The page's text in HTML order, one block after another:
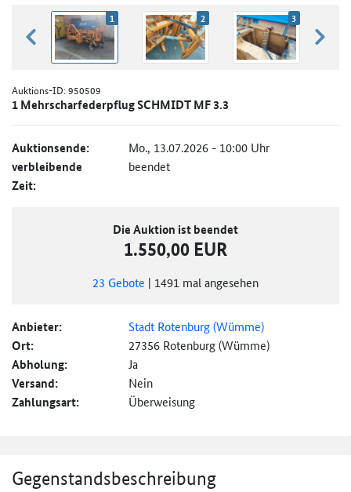
zurück blättern
1 2 3
Auktions-ID:950509
1 Mehrscharfederpflug SCHMIDT MF 3.3
Auktionsende: Mo., 13.07.2026 - 10:00 Uhr
verbleibende
Zeit:
beendet
Die Auktion ist beendet
1.550,00 EUR
23 Gebote | 1491 mal angesehen
Anbieter: Stadt Rotenburg (Wümme)
Ort: 27356 Rotenburg (Wümme)
Abholung: Ja
Versand: Nein
Zahlungsart: Überweisung
Gegenstandsbeschreibung